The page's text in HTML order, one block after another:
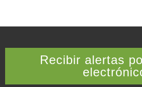
Recibir alertas